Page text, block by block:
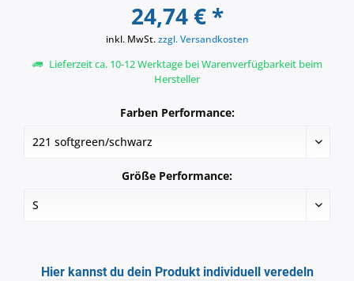
24,74 € *
inkl. MwSt.zzgl. Versandkosten
Lieferzeit ca. 10-12 Werktage bei Warenverfügbarkeit beim
Hersteller
Farben Performance:
Größe Performance:
Hier kannst du dein Produkt individuell veredeln